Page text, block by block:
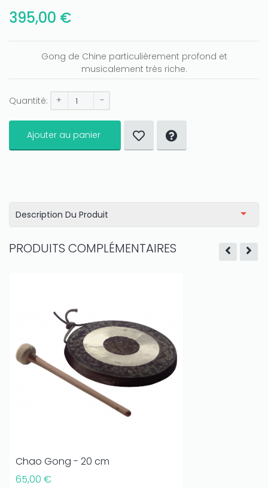
395,00 €
Gong de Chine particulièrement profond et
musicalement très riche.
Quantité: + -
Ajouter au panier
Description Du Produit
PRODUITS COMPLÉMENTAIRES
Chao Gong - 20 cm
65,00 €
Only play atJoo casino